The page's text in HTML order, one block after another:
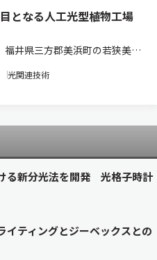
となる人工光型植物工場
福井県三方郡美浜町の若狭美浜
」を建設し，9月10日に竣工
ニュースリリース）。 この工
光関連技術
る新分光法を開発 光格子時計
イティングとジーベックスとの